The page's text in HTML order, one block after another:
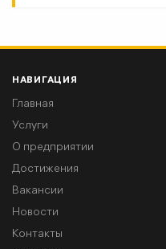
НАВИГАЦИЯ
Главная
Услуги
О предприятии
Достижения
Вакансии
Новости
Контакты